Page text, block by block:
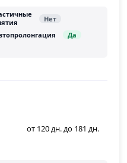
от 120 дн. до 181 дн.